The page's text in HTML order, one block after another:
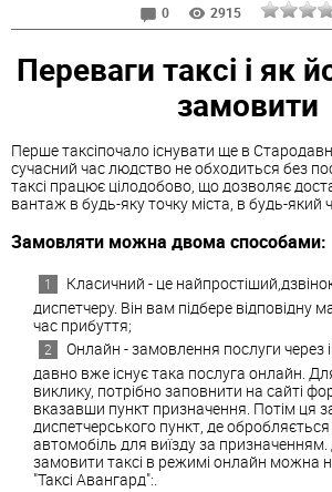
0
2915
Переваги таксі і як
замовити
Перше таксіпочало існувати ще в
сучасний час людство не обходиться без
таксі працює цілодобово, що дозволяє
вантаж в будь-яку точку міста, в будь-який
Замовляти можна двома способами:
Класичний - це
диспетчеру. Він вам підбере відповідну
час прибуття;
Онлайн - замовлення послуги через
давно вже існує така послуга онлайн.
виклику, потрібно заповнити на сайті
вказавши пункт призначення. Потім ця
диспетчерського пункт, де
автомобіль для виїзду за призначенням.
замовити таксі в режимі онлайн можна
"Таксі Авангард":.